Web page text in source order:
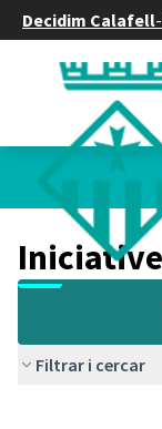
Decidim Calafell-
Filtrar i cercar